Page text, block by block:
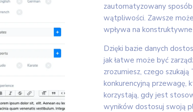
zautomatyzowany
wątpliwości. Zawsze
wpływa na
Dzięki bazie danych
jak łatwe może być
zrozumiesz, czego
konkurencyjną przewagę,
korzystają, gdy jest
wyników dostosuj swoją